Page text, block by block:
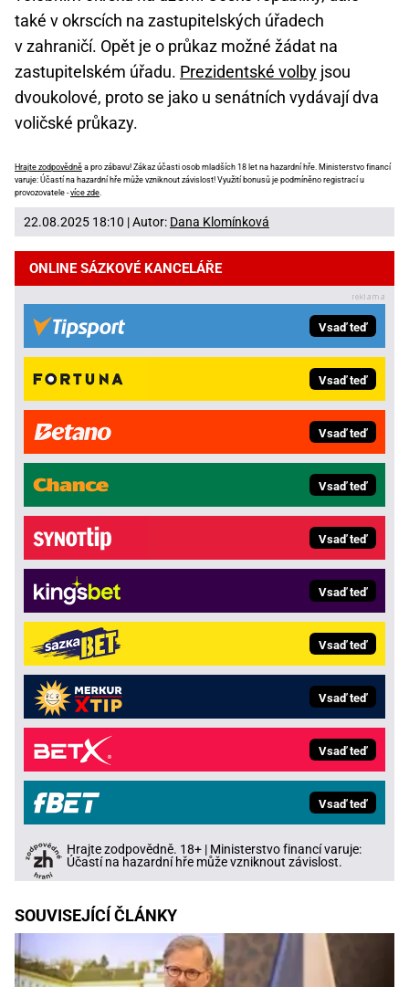
také v okrscích na zastupitelských úřadech
v zahraničí. Opět je o průkaz možné žádat na
zastupitelském úřadu. Prezidentské volby jsou
dvoukolové, proto se jako u senátních vydávají dva
voličské průkazy.
Hrajte zodpovědně a pro zábavu! Zákaz účasti osob mladších 18 let na hazardní hře. Ministerstvo financí
varuje: Účastí na hazardní hře může vzniknout závislost! Využití bonusů je podmíněno registrací u
provozovatele -více zde
22.08.2025 18:10 | Autor: Dana Klomínková
ONLINE SÁZKOVÉ KANCELÁŘE
Vsaď teď
Vsaď teď
Vsaď teď
Vsaď teď
Vsaď teď
Vsaď teď
Vsaď teď
Vsaď teď
Vsaď teď
Vsaď teď
Hrajte zodpovědně. 18+ | Ministerstvo financí varuje:
Účastí na hazardní hře může vzniknout závislost.
SOUVISEJÍCÍ ČLÁNKY